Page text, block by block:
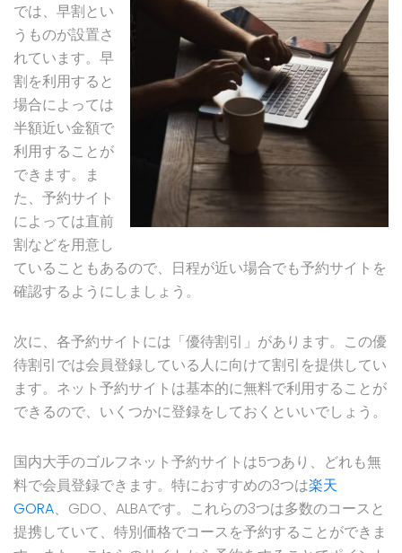
では、早割とい
うものが設置さ
れています。早
割を利用すると
場合によっては
半額近い金額で
利用することが
できます。ま
た、予約サイト
によっては直前
割などを用意し
ていることもあるので、日程が近い場合でも予約サイトを
確認するようにしましょう。
次に、各予約サイトには「優待割引」があります。この優
待割引では会員登録している人に向けて割引を提供してい
ます。ネット予約サイトは基本的に無料で利用することが
できるので、いくつかに登録をしておくといいでしょう。
国内大手のゴルフネット予約サイトは5つあり、どれも無
料で会員登録できます。特におすすめの3つは楽天
GORA、GDO、ALBAです。これらの3つは多数のコースと
提携していて、特別価格でコースを予約することができま